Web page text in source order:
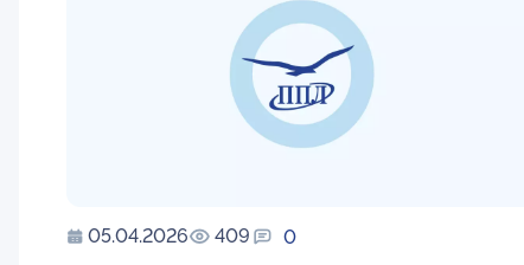
05.04.2026 409 0